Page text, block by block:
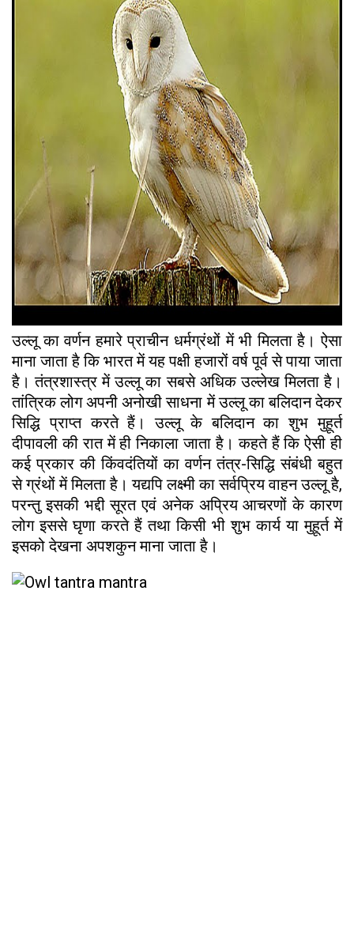
उल्लू का वर्णन हमारे प्राचीन धर्मग्रंथों में भी मिलता है। ऐसा
माना जाता है कि भारत में यह पक्षी हजारों वर्ष पूर्व से पाया जाता
है। तंत्रशास्त्र में उल्लू का सबसे अधिक उल्लेख मिलता है।
तांत्रिक लोग अपनी अनोखी साधना में उल्लू का बलिदान देकर
सिद्धि प्राप्त करते हैं। उल्लू के बलिदान का शुभ मुहूर्त
दीपावली की रात में ही निकाला जाता है। कहते हैं कि ऐसी ही
कई प्रकार की किंवदंतियों का वर्णन तंत्र-सिद्धि संबंधी बहुत
से ग्रंथों में मिलता है। यद्यपि लक्ष्मी का सर्वप्रिय वाहन उल्लू है,
परन्तु इसकी भद्दी सूरत एवं अनेक अप्रिय आचरणों के कारण
लोग इससे घृणा करते हैं तथा किसी भी शुभ कार्य या मुहूर्त में
इसको देखना अपशकुन माना जाता है।